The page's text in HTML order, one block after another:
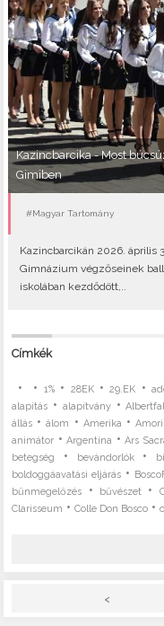
Kazincbarcika - Most
Gimiben
#Magyar Tartomány
Kazincbarcikán 2026. április
Gimnázium végzőseinek
iskolában kezdődött,..
Címkék
• • 1%• 28EK•29.EK •
alapítás • alapítvány•
állás •álom • Amerika •
animátor •Argentína •Ars
betegség • bevándorlók•
boldoggáavatási eljárás •
bűnmegelőzés • bűvészet•
Clarisseum •Colle Don Bosco •
<